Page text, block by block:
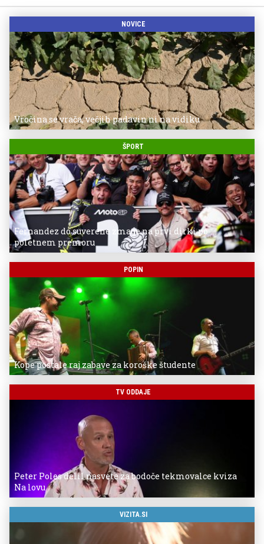
NOVICE
Vročina se vrača, večjih padavin ni na vidiku
ŠPORT
Fernandez do suverene zmage na prvi dirki po
poletnem premoru
POPIN
Kope postale raj zabave za koroške študente
TV ODDAJE
Peter Poles delil nasvete za bodoče tekmovalce kviza
Na lovu
VIZITA.SI